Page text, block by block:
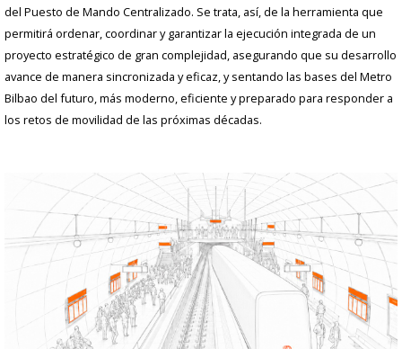
del Puesto de Mando Centralizado. Se trata, así, de la herramienta que
permitirá ordenar, coordinar y garantizar la ejecución integrada de un
proyecto estratégico de gran complejidad, asegurando que su desarrollo
avance de manera sincronizada y eficaz, y sentando las bases del Metro
Bilbao del futuro, más moderno, eficiente y preparado para responder a
los retos de movilidad de las próximas décadas.